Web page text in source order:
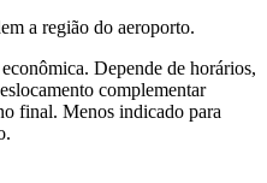
a região do aeroporto.
Depende de horários,
complementar
final. Menos indicado para